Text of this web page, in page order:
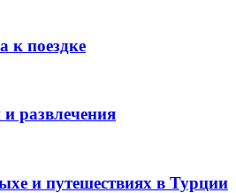
к поездке
развлечения
и путешествиях в Турции